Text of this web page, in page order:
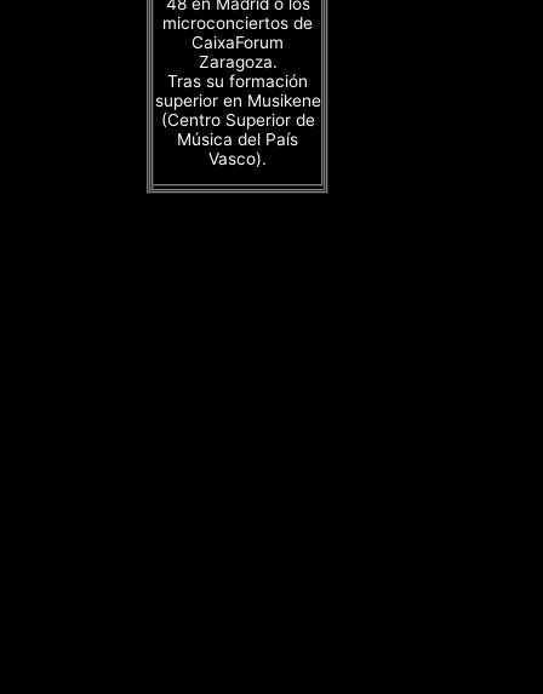
microconciertos de
CaixaForum
Zaragoza.
Tras su formación
superior en Musikene
(Centro Superior de
Música del País
Vasco).